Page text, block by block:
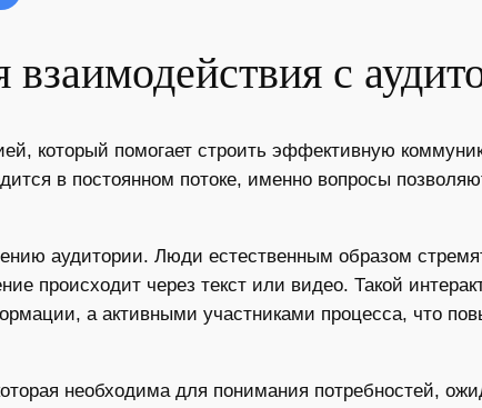
с
который помогает строить эффективную
в постоянном потоке, именно вопросы
аудитории. Люди естественным образом
происходит через текст или видео. Такой
а активными участниками процесса, что
необходима для понимания потребностей,